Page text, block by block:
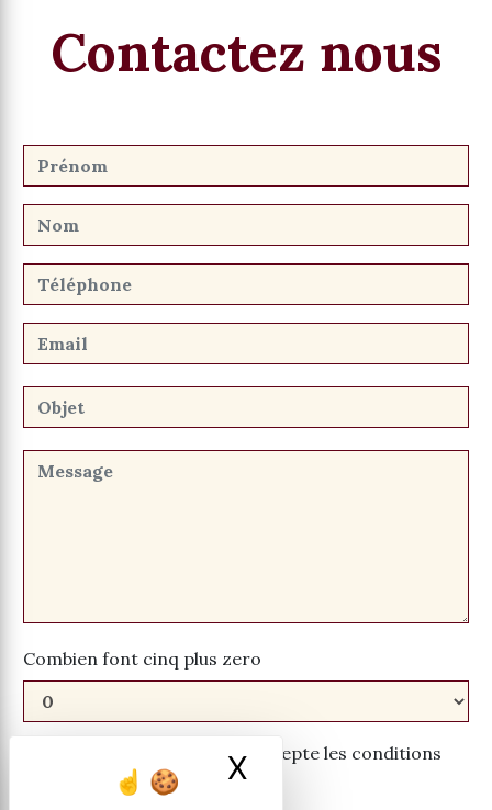
X Masquer le
Contactez nous
Combien font cinq plus zero
En cochant cette case, j'accepte les conditions
particulières ci-dessous **